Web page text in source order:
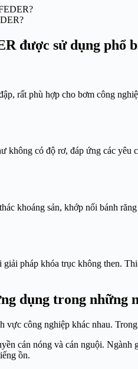
được sử dụng phổ
rất phù hợp cho bơm công
có độ rơ, đáp ứng các
khoáng sản, khớp nối bánh
pháp khóa trục không then.
dụng trong những
công nghiệp khác nhau.
cán nóng và cán nguội.
ồn.